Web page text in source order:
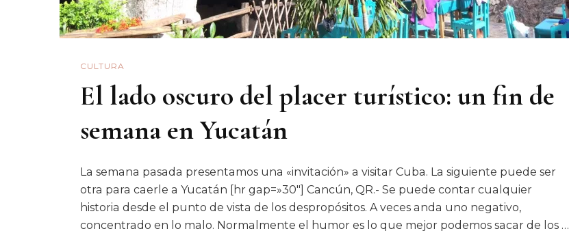
CULTURA
El lado oscuro del placer turístico: un fin de
semana en Yucatán
La semana pasada presentamos una «invitación» a visitar Cuba. La siguiente puede ser
otra para caerle a Yucatán [hr gap=»30″] Cancún, QR.- Se puede contar cualquier
historia desde el punto de vista de los despropósitos. A veces anda uno negativo,
concentrado en lo malo. Normalmente el humor es lo que mejor podemos sacar de los …